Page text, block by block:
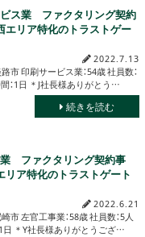
ス業 ファクタリング契約
リア特化のトラストゲー
2022.7.13
印刷サービス業：54歳 社員数：
：1日 ＊J社長様ありがとう…
続きを読む
ファクタリング契約事
ア特化のトラストゲート
2022.6.21
左官工事業：58歳 社員数：5人
1日 ＊Y社長様ありがとうござ…